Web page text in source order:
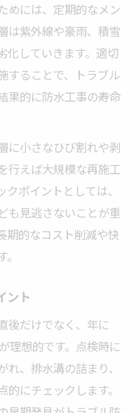
めには、定期的なメン
は紫外線や豪雨、積雪
化していきます。適切
することで、トラブル
果的に防水工事の寿命
に小さなひび割れや剥
行えば大規模な再施工
ポイントとしては、
も見逃さないことが重
期的なコスト削減や快
ント
後だけでなく、年に
理想的です。点検時に
、排水溝の詰まり、
にチェックします。